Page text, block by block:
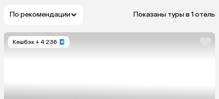
По рекомендации Показаны туры в 1 отель
Кешбэк + 4 236